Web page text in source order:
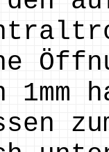
1mm